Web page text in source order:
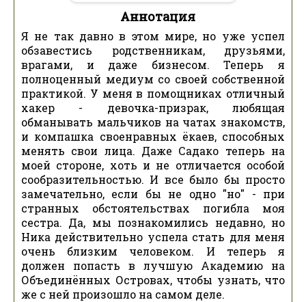
Аннотация
Я не так давно в этом мире, но уже успел
обзавестись родственникам, друзьями,
врагами, и даже бизнесом. Теперь я
полноценный медиум со своей собственной
практикой. У меня в помощниках отличный
хакер - девочка-призрак, любящая
обманывать мальчиков на чатах знакомств,
и компашка своенравных ёкаев, способных
менять свои лица. Даже Садако теперь на
моей стороне, хоть и не отличается особой
сообразительностью. И все было бы просто
замечательно, если бы не одно "но" - при
странных обстоятельствах погибла моя
сестра. Да, мы познакомились недавно, но
Ника действительно успела стать для меня
очень близким человеком. И теперь я
должен попасть в лучшую Академию на
Объединённых Островах, чтобы узнать, что
же с ней произошло на самом деле.